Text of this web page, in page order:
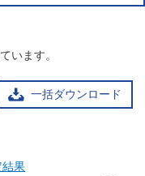
います。
一括ダウンロード
結果